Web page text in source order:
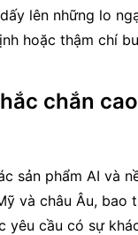
lên những lo
hoặc thậm chí
chắn
sản phẩm AI và
và châu Âu,
yêu cầu có sự